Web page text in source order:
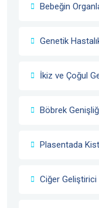
Bebeğin
Genetik
İkiz ve Çoğul
Böbrek
Plasentada
Ciğer Geliştirici